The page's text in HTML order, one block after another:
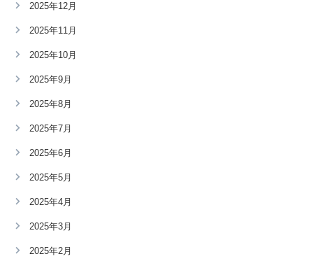
2025年12月
2025年11月
2025年10月
2025年9月
2025年8月
2025年7月
2025年6月
2025年5月
2025年4月
2025年3月
2025年2月